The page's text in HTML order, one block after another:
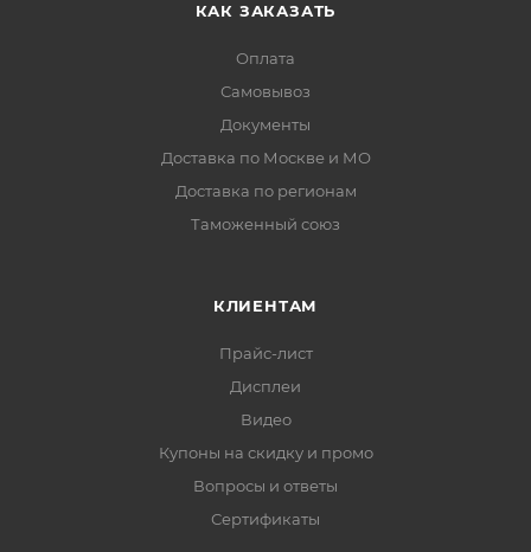
КАК ЗАКАЗАТЬ
Оплата
Самовывоз
Документы
Доставка по Москве и МО
Доставка по регионам
Таможенный союз
КЛИЕНТАМ
Прайс-лист
Дисплеи
Видео
Купоны на скидку и промо
Вопросы и ответы
Сертификаты